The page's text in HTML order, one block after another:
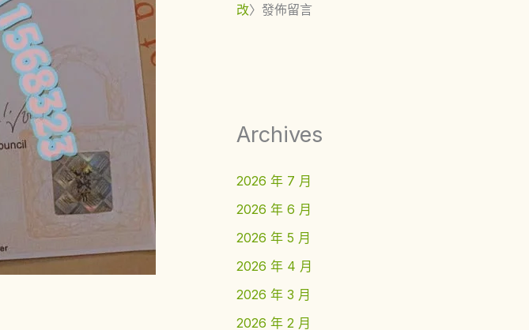
改〉發佈留言
Archives
2026 年 7 月
2026 年 6 月
2026 年 5 月
2026 年 4 月
2026 年 3 月
2026 年 2 月